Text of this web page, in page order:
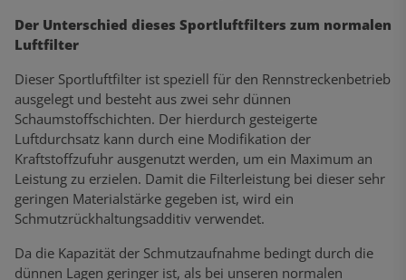
Der Unterschied dieses Sportluftfilters zum normalen
Luftfilter
Dieser Sportluftfilter ist speziell für den Rennstreckenbetrieb
ausgelegt und besteht aus zwei sehr dünnen
Schaumstoffschichten. Der hierdurch gesteigerte
Luftdurchsatz kann durch eine Modifikation der
Kraftstoffzufuhr ausgenutzt werden, um ein Maximum an
Leistung zu erzielen. Damit die Filterleistung bei dieser sehr
geringen Materialstärke gegeben ist, wird ein
Schmutzrückhaltungsadditiv verwendet.
Da die Kapazität der Schmutzaufnahme bedingt durch die
dünnen Lagen geringer ist, als bei unseren normalen